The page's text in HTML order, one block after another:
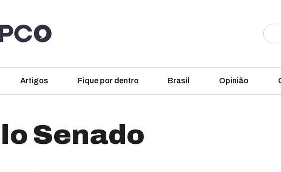
Artigos Fique por dentro Brasil Opinião
Senado